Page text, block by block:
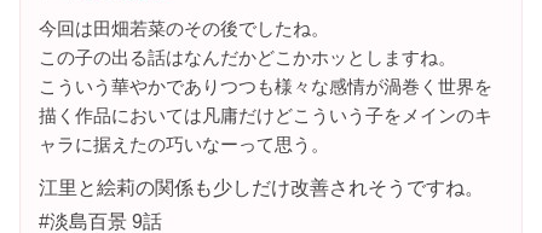
今回は田畑若菜のその後でしたね。
この子の出る話はなんだかどこかホッとしますね。
こういう華やかでありつつも様々な感情が渦巻く世界を
描く作品においては凡庸だけどこういう子をメインのキ
ャラに据えたの巧いなーって思う。
江里と絵莉の関係も少しだけ改善されそうですね。
#淡島百景 9話